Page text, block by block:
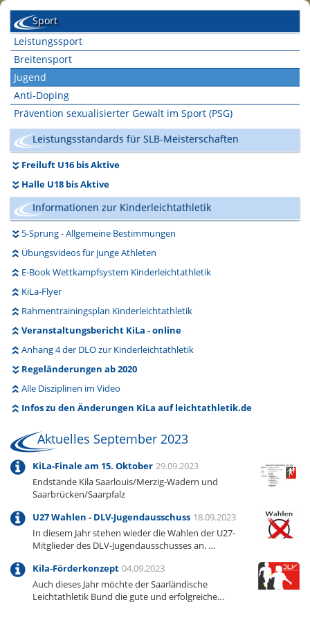
Sport
Leistungssport
Breitensport
Jugend
Anti-Doping
Prävention sexualisierter Gewalt im Sport (PSG)
Leistungsstandards für SLB-Meisterschaften
Freiluft U16 bis Aktive
Halle U18 bis Aktive
Informationen zur Kinderleichtathletik
5-Sprung - Allgemeine Bestimmungen
Übungsvideos für junge Athleten
E-Book Wettkampfsystem Kinderleichtathletik
KiLa-Flyer
Rahmentrainingsplan Kinderleichtathletik
Veranstaltungsbericht KiLa - online
Anhang 4 der DLO zur Kinderleichtathletik
Regeländerungen ab 2020
Alle Disziplinen im Video
Infos zu den Änderungen KiLa auf leichtathletik.de
Aktuelles September 2023
KiLa-Finale am 15. Oktober 29.09.2023
Endstände Kila Saarlouis/Merzig-Wadern und
Saarbrücken/Saarpfalz
U27 Wahlen - DLV-Jugendausschuss 18.09.2023
In diesem Jahr stehen wieder die Wahlen der U27-
Mitglieder des DLV-Jugendausschusses an. …
Kila-Förderkonzept 04.09.2023
Auch dieses Jahr möchte der Saarländische
Leichtathletik Bund die gute und erfolgreiche…